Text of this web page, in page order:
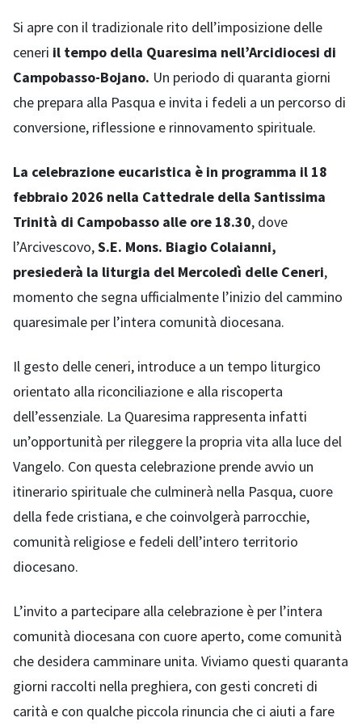
Si apre con il tradizionale rito dell’imposizione delle
ceneri il tempo della Quaresima nell’Arcidiocesi di
Campobasso-Bojano. Un periodo di quaranta giorni
che prepara alla Pasqua e invita i fedeli a un percorso di
conversione, riflessione e rinnovamento spirituale.
La celebrazione eucaristica è in programma il 18
febbraio 2026 nella Cattedrale della Santissima
Trinità di Campobasso alle ore 18.30, dove
l’Arcivescovo,S.E. Mons. Biagio Colaianni,
presiederà la liturgia del Mercoledì delle Ceneri,
momento che segna ufficialmente l’inizio del cammino
quaresimale per l’intera comunità diocesana.
Il gesto delle ceneri, introduce a un tempo liturgico
orientato alla riconciliazione e alla riscoperta
dell’essenziale. La Quaresima rappresenta infatti
un’opportunità per rileggere la propria vita alla luce del
Vangelo. Con questa celebrazione prende avvio un
itinerario spirituale che culminerà nella Pasqua, cuore
della fede cristiana, e che coinvolgerà parrocchie,
comunità religiose e fedeli dell’intero territorio
diocesano.
L’invito a partecipare alla celebrazione è per l’intera
comunità diocesana con cuore aperto, come comunità
che desidera camminare unita. Viviamo questi quaranta
giorni raccolti nella preghiera, con gesti concreti di
carità e con qualche piccola rinuncia che ci aiuti a fare